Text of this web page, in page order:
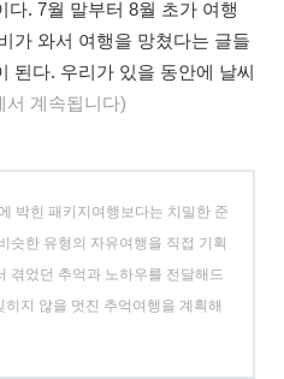
다. 7월 말부터 8월 초가 여행
가 와서 여행을 망쳤다는 글들
된다. 우리가 있을 동안에 날씨
서 계속됩니다)
박힌 패키지여행보다는 치밀한 준
슷한 유형의 자유여행을 직접 기획
겪었던 추억과 노하우를 전달해드
지 않을 멋진 추억여행을 계획해